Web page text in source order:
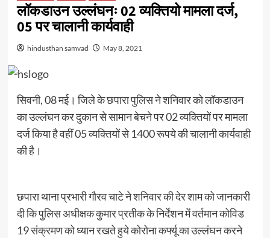
लॉकडाउन उल्लंघनः 02 व्यक्तियो मामला दर्ज,
05 पर चालानी कार्यवाही
hindusthan samvad May 8, 2021
सिवनी, 08 मई। जिले के छपारा पुलिस ने शनिवार को लॉकडाउन
का उल्लंघन कर दुकान से सामान बेचने पर 02 व्यक्तियों पर मामला
दर्ज किया है वहीं 05 व्यक्तियों से 1400 रूपये की चालानी कार्यवाही
की है।
छपारा थाना प्रभारी गौरव चाटे ने शनिवार की देर शाम को जानकारी
दी कि पुलिस अधीक्षक कुमार प्रतीक के निर्देशन में वर्तमान कोविड
19 संक्रमण को ध्यान रखते हुये कोरोना कर्फ्यू का उल्लंघन करने